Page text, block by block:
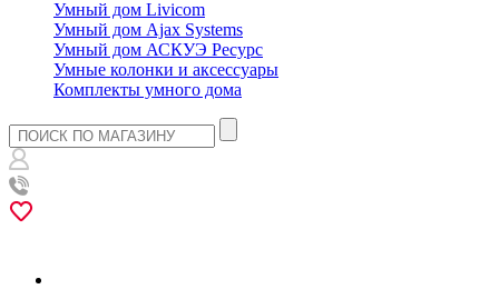
Умный дом Livicom
Умный дом Ajax Systems
Умный дом АСКУЭ Ресурс
Умные колонки и аксессуары
Комплекты умного дома